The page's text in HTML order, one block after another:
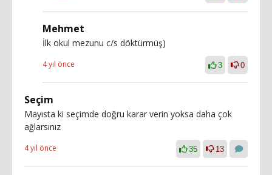
Mehmet
İlk okul mezunu c/s döktürmüş)
4 yıl önce 3 0
Seçim
Mayısta ki seçimde doğru karar verin yoksa daha çok
ağlarsınız
4 yıl önce 35 13